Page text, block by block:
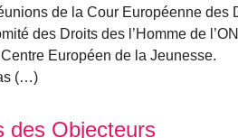
de la Cour Européenne des
des Droits des l’Homme de
Européen de la Jeunesse.
(…)
des Objecteurs